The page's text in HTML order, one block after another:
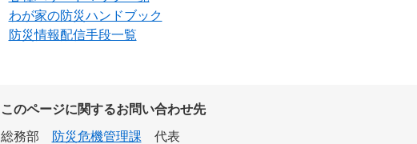
わが家の防災ハンドブック
防災情報配信手段一覧
このページに関するお問い合わせ先
総務部
防災危機管理課
代表